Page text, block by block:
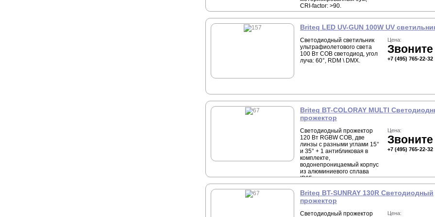
CRI-factor: >90.
Briteq LED UV-GUN 100W UV
Светодиодный светильник
ультрафиолетового света
100 Вт COB светодиод, угол
луча: 60°, RDM \ DMX.
Цена:
Звоните
+7 (495) 765-22-32
Briteq BT-COLORAY MULTI
прожектор
Светодиодный прожектор
120 Вт RGBW COB, две
линзы с разными углами 15°
и 35° + 1 антибликовая в
комплекте,
водонепроницаемый корпус
из алюминиевого сплава
IP65.
Цена:
Звоните
+7 (495) 765-22-32
Briteq BT-SUNRAY 130R Светодиодный
прожектор
Светодиодный прожектор Цена: